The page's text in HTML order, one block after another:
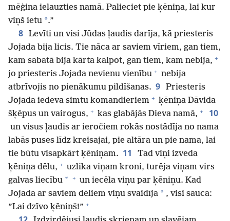
mēģina ielauzties namā. Palieciet pie ķēniņa, lai kur
viņš ietu *.”
8 Levīti un visi Jūdas ļaudis darīja, kā priesteris
Jojada bija licis. Tie nāca ar saviem vīriem, gan tiem,
kam sabatā bija kārta kalpot, gan tiem, kam nebija, +
jo priesteris Jojada nevienu vienību + nebija
atbrīvojis no pienākumu pildīšanas. 9 Priesteris
Jojada iedeva simtu komandieriem + ķēniņa Dāvida
šķēpus un vairogus, + kas glabājās Dieva namā, + 10
un visus ļaudis ar ieročiem rokās nostādīja no nama
labās puses līdz kreisajai, pie altāra un pie nama, lai
tie būtu visapkārt ķēniņam. 11
Tad viņi izveda
ķēniņa dēlu, + uzlika viņam kroni, turēja viņam virs
galvas liecību * + un iecēla viņu par ķēniņu. Kad
Jojada ar saviem dēliem viņu svaidīja * , visi sauca:
”Lai dzīvo ķēniņš!” +